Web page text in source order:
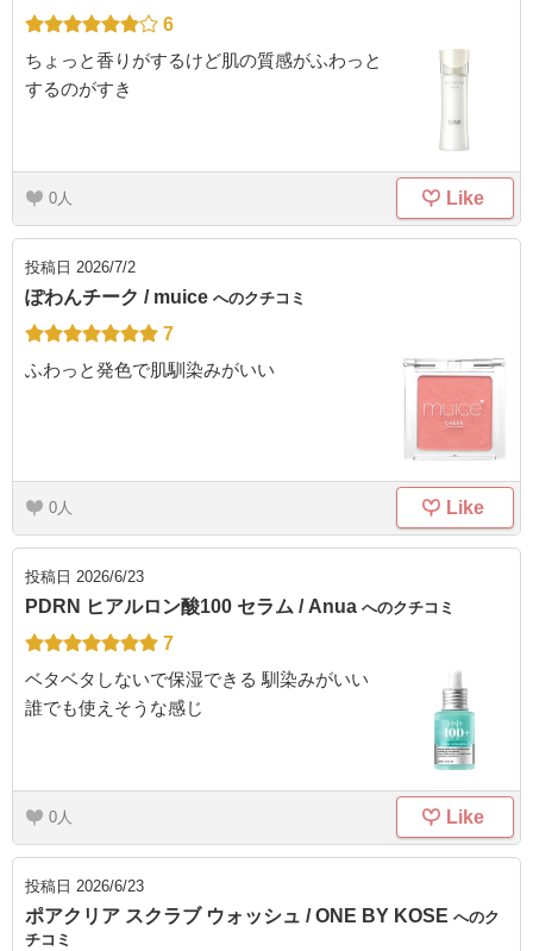
6
ちょっと香りがするけど肌の質感がふわっと
するのがすき
0 Like
投稿日 2026/7/2
ぽわんチーク / muice へのクチコミ
7
ふわっと発色で肌馴染みがいい
0 Like
投稿日 2026/6/23
PDRN ヒアルロン酸100 セラム / Anua へのクチコミ
7
ベタベタしないで保湿できる 馴染みがいい
誰でも使えそうな感じ
0 Like
投稿日 2026/6/23
ポアクリア スクラブ ウォッシュ / ONE BY KOSE へのク
チコミ